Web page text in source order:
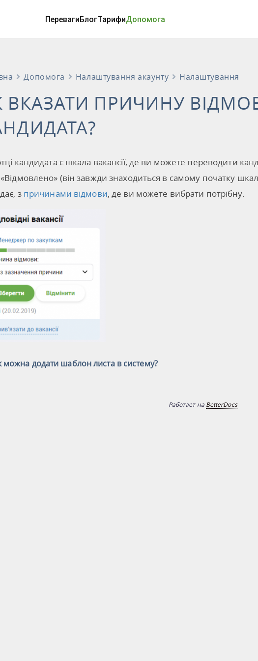
ПеревагиБлогТарифиДопомога
Допомога Налаштування акаунту Налаштування
ВКАЗАТИ ПРИЧИНУ
кандидата є шкала вакансії, де ви можете переводити
(він завжди знаходиться в самому початку
з причинами відмови, де ви можете вибрати потрібну.
можна додати шаблон листа в систему?
Работает на BetterDocs